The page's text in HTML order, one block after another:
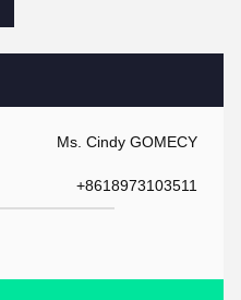
Ms. Cindy GOMECY
+8618973103511